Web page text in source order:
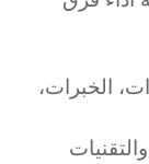
الخبرات،